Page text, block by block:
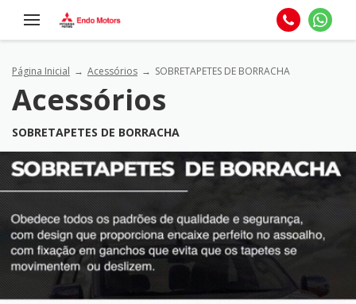
Página Inicial Acessórios SOBRETAPETES DE BORRACHA
Acessórios
SOBRETAPETES DE BORRACHA